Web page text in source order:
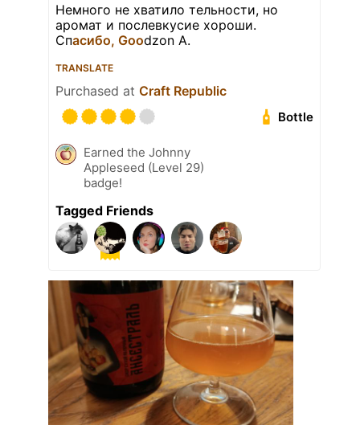
Немного не хватило тельности, но
аромат и послевкусие хороши.
Спасибо, Goodzon A.
TRANSLATE
Purchased at Craft Republic
Bottle
Earned the Johnny
Appleseed (Level 29)
badge!
Tagged Friends